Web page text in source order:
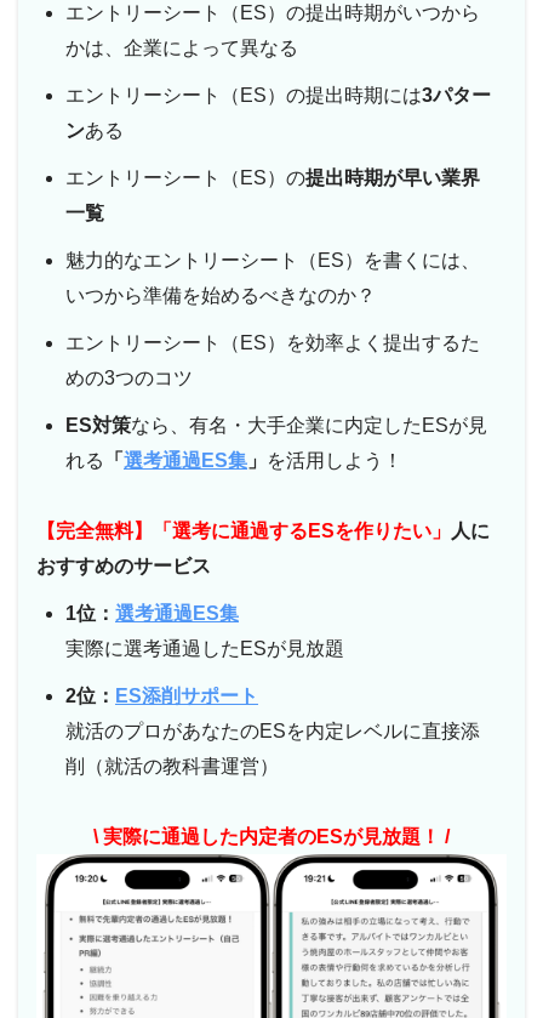
エントリーシート（ES）の提出時期がいつから
かは、企業によって異なる
エントリーシート（ES）の提出時期には3パター
ンある
エントリーシート（ES）の提出時期が早い業界
一覧
魅力的なエントリーシート（ES）を書くには、
いつから準備を始めるべきなのか？
エントリーシート（ES）を効率よく提出するた
めの3つのコツ
ES対策なら、有名・大手企業に内定したESが見
れる
「 選考通過ES集 」 を活用しよう！
【完全無料】「選考に通過するESを作りたい」
人に
おすすめのサービス
1位： 選考通過ES集
実際に選考通過したESが見放題
2位： ES添削サポート
就活のプロがあなたのESを内定レベルに直接添
削（就活の教科書運営）
\ 実際に通過した内定者のESが見放題！ /